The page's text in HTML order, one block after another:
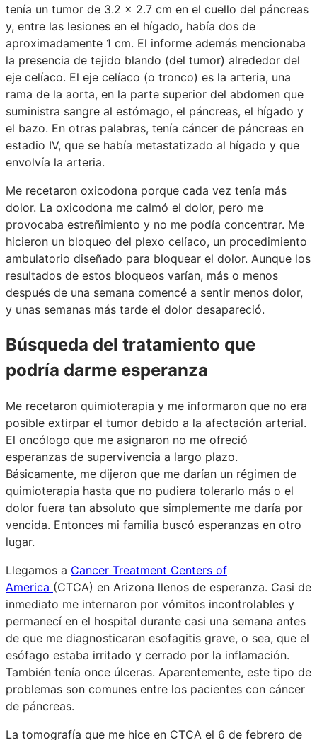
tenía un tumor de 3.2 x 2.7 cm en el cuello del páncreas
y, entre las lesiones en el hígado, había dos de
aproximadamente 1 cm. El informe además mencionaba
la presencia de tejido blando (del tumor) alrededor del
eje celíaco. El eje celíaco (o tronco) es la arteria, una
rama de la aorta, en la parte superior del abdomen que
suministra sangre al estómago, el páncreas, el hígado y
el bazo. En otras palabras, tenía cáncer de páncreas en
estadio IV, que se había metastatizado al hígado y que
envolvía la arteria.
Me recetaron oxicodona porque cada vez tenía más
dolor. La oxicodona me calmó el dolor, pero me
provocaba estreñimiento y no me podía concentrar. Me
hicieron un bloqueo del plexo celíaco, un procedimiento
ambulatorio diseñado para bloquear el dolor. Aunque los
resultados de estos bloqueos varían, más o menos
después de una semana comencé a sentir menos dolor,
y unas semanas más tarde el dolor desapareció.
Búsqueda del tratamiento que
podría darme esperanza
Me recetaron quimioterapia y me informaron que no era
posible extirpar el tumor debido a la afectación arterial.
El oncólogo que me asignaron no me ofreció
esperanzas de supervivencia a largo plazo.
Básicamente, me dijeron que me darían un régimen de
quimioterapia hasta que no pudiera tolerarlo más o el
dolor fuera tan absoluto que simplemente me daría por
vencida. Entonces mi familia buscó esperanzas en otro
lugar.
Llegamos a Cancer Treatment Centers of
America (CTCA) en Arizona llenos de esperanza. Casi de
inmediato me internaron por vómitos incontrolables y
permanecí en el hospital durante casi una semana antes
de que me diagnosticaran esofagitis grave, o sea, que el
esófago estaba irritado y cerrado por la inflamación.
También tenía once úlceras. Aparentemente, este tipo de
problemas son comunes entre los pacientes con cáncer
de páncreas.
La tomografía que me hice en CTCA el 6 de febrero de